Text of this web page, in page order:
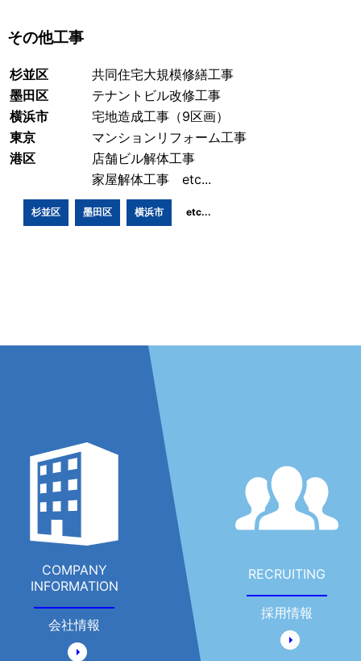
その他工事
杉並区
共同住宅大規模修繕工事
墨田区
テナントビル改修工事
横浜市
宅地造成工事（9区画）
東京
マンションリフォーム工事
港区
店舗ビル解体工事
家屋解体工事 etc...
杉並区 墨田区 横浜市 etc...
COMPANY
INFORMATION
会社情報
RECRUITING
採用情報